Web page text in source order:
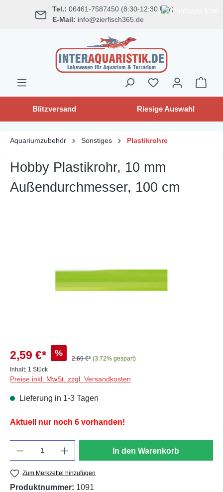
springen Tel.: 06461-7587450 (8:30-12:30 Uhr)
E-Mail: info@zierfisch365.de
Blitzversand Riesige Auswahl
Aquariumzubehör Sonstiges Plastikrohre
Hobby Plastikrohr, 10 mm
Außendurchmesser, 100 cm
2,59 €* %
2,69 €* (3.72% gespart)
Inhalt: 1 Stück
Preise inkl. MwSt. zzgl. Versandkosten
Lieferung in 1-3 Tagen
Aktuell nur noch 6 vorhanden!
In den Warenkorb
Zum Merkzettel hinzufügen
Produktnummer: 1091